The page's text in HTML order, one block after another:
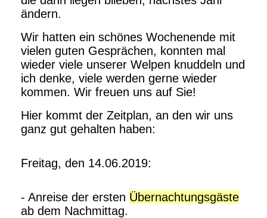
ändern.
Wir hatten ein schönes Wochenende mit
vielen guten Gesprächen, konnten mal
wieder viele unserer Welpen knuddeln und
ich denke, viele werden gerne wieder
kommen. Wir freuen uns auf Sie!
Hier kommt der Zeitplan, an den wir uns
ganz gut gehalten haben:
Freitag, den 14.06.2019:
- Anreise der ersten Übernachtungsgäste
ab dem Nachmittag.